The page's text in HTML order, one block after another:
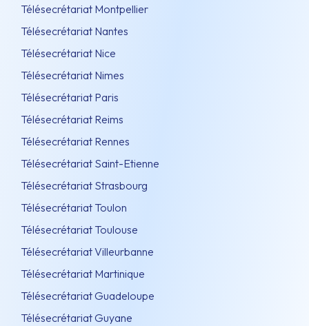
Télésecrétariat Montpellier
Télésecrétariat Nantes
Télésecrétariat Nice
Télésecrétariat Nimes
Télésecrétariat Paris
Télésecrétariat Reims
Télésecrétariat Rennes
Télésecrétariat Saint-Etienne
Télésecrétariat Strasbourg
Télésecrétariat Toulon
Télésecrétariat Toulouse
Télésecrétariat Villeurbanne
Télésecrétariat Martinique
Télésecrétariat Guadeloupe
Télésecrétariat Guyane